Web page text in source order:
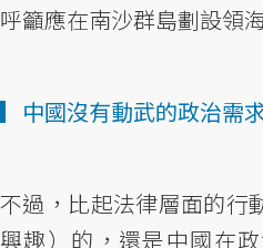
呼籲應在南沙群島劃設領
▎中國沒有動武的政治需
不過，比起法律層面的行
興趣）的，還是中國在